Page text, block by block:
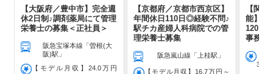
【大阪府／豊中市】完全週
休2日制♪調剤薬局にて管理
栄養士の募集＜正社員＞
阪急宝塚本線「曽根(大
阪)駅」
【モデル月収】24.0万円
【京都府／京都市西京区】
年間休日110日◎経験不問♪
駅チカ産婦人科病院での管
理栄養士募集
阪急嵐山線「上桂駅」
【モデル月収】16.7万円～
【関
能】
120日
事務さ
360